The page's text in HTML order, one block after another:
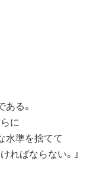
る。
に
水準を捨てて
ばならない。」